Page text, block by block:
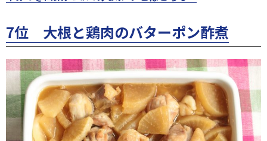
7位 大根と鶏肉のバターポン酢煮